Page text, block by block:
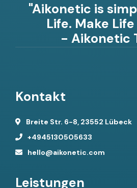
"Aikonetic is
Life. Make
- Aikonetic
Kontakt
Breite Str. 6-8, 23552 Lübeck
+4945130505633
hello@aikonetic.com
Leistungen